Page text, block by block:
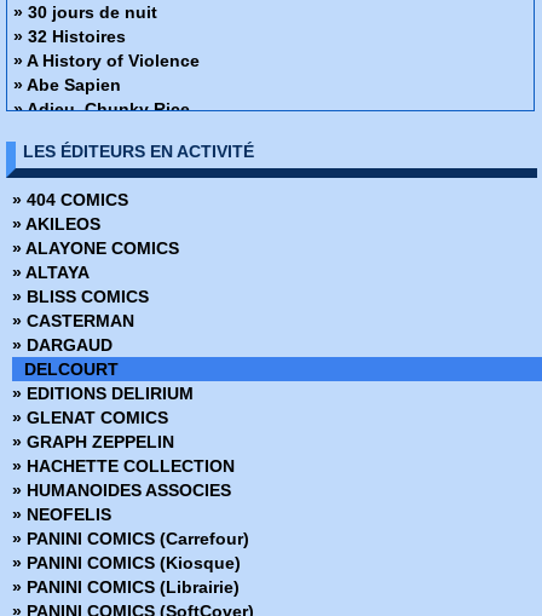
» 30 jours de nuit
» 32 Histoires
» A History of Violence
» Abe Sapien
» Adieu, Chunky Rice
» Alex + Ada
» Ange ou Démon
» Apprendre à dessiner des super-héros
» Arrowsmith
» Assistante & Exécutrice
» Astronauts in trouble
» Athena
» Attoneen
» Au cœur de la tempête
» Avatar - Au coeur des ombres
» Avatar - Aux frontières de pandora
» Avatar - Le champ céleste
» Avatar - Le destin de Tsu Tey
» Avatar - S'adapter ou mourir
» Bad Ass
» Bad Blood
» Barnstormers
» Batman - Année 1
» Batman - Rire et mourir
LES ÉDITEURS EN ACTIVITÉ
» 404 COMICS
» AKILEOS
» ALAYONE COMICS
» ALTAYA
» BLISS COMICS
» CASTERMAN
» DARGAUD
DELCOURT
» EDITIONS DELIRIUM
» GLENAT COMICS
» GRAPH ZEPPELIN
» HACHETTE COLLECTION
» HUMANOIDES ASSOCIES
» NEOFELIS
» PANINI COMICS (Carrefour)
» PANINI COMICS (Kiosque)
» PANINI COMICS (Librairie)
» PANINI COMICS (SoftCover)